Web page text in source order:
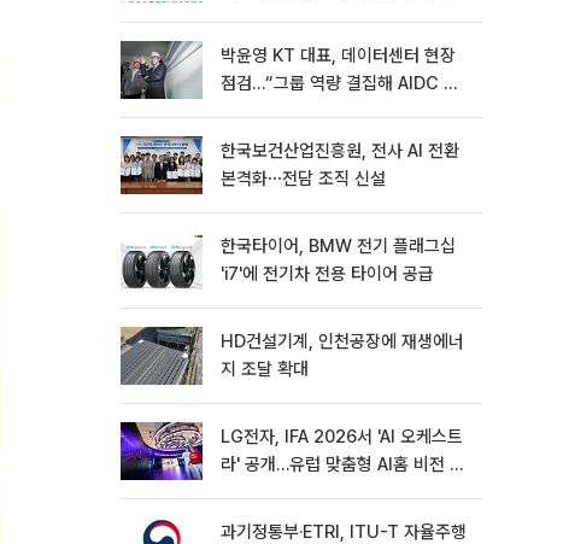
박윤영 KT 대표, 데이터센터 현장
점검…“그룹 역량 결집해 AIDC 경
한국보건산업진흥원, 전사 AI 전환
본격화⋯전담 조직 신설
한국타이어, BMW 전기 플래그십
'i7'에 전기차 전용 타이어 공급
HD건설기계, 인천공장에 재생에너
지 조달 확대
LG전자, IFA 2026서 'AI 오케스트
라' 공개…유럽 맞춤형 AI홈 비전 제
과기정통부·ETRI, ITU-T 자율주행